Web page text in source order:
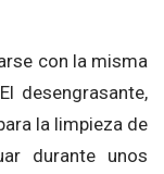
con la misma
desengrasante,
la limpieza de
durante unos